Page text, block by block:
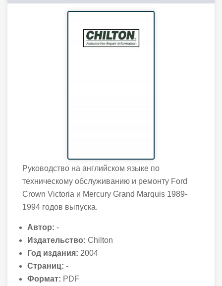
Руководство на английском языке по
техническому обслуживанию и ремонту Ford
Crown Victoria и Mercury Grand Marquis 1989-
1994 годов выпуска.
Автор: -
Издательство: Chilton
Год издания: 2004
Страниц: -
Формат: PDF